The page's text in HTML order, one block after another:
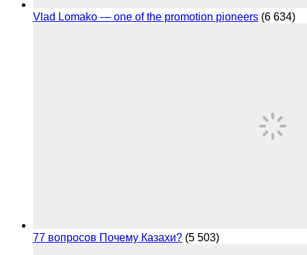
Vlad Lomako — one of the promotion pioneers (6 634)
77 вопросов Почему Казахи? (5 503)